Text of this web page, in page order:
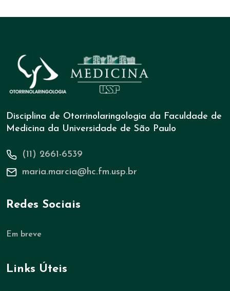
Disciplina de Otorrinolaringologia da Faculdade de
Medicina da Universidade de São Paulo
(11) 2661-6539
maria.marcia@hc.fm.usp.br
Redes Sociais
Em breve
Links Úteis